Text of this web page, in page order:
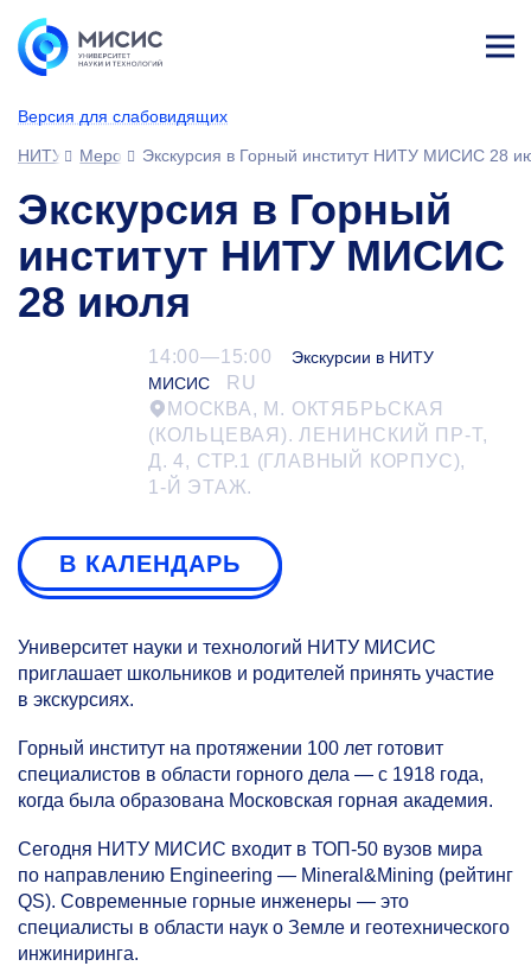
Версия для слабовидящих
ине
НИТУ МИСИСМероприятияЭкскурсия в Горный институт НИТУ МИСИС 28
Экскурсия в Горный
институт НИТУ МИСИС
28 июля
14:00—15:00
Экскурсии в НИТУ
МИСИС
RU
МОСКВА, М. ОКТЯБРЬСКАЯ
(КОЛЬЦЕВАЯ). ЛЕНИНСКИЙ ПР-Т,
Д. 4, СТР.1 (ГЛАВНЫЙ КОРПУС),
1-Й ЭТАЖ.
В КАЛЕНДАРЬ
Университет науки и технологий НИТУ МИСИС
приглашает школьников и родителей принять участие
в экскурсиях.
Горный институт на протяжении 100 лет готовит
специалистов в области горного дела — с 1918 года,
когда была образована Московская горная академия.
Сегодня НИТУ МИСИС входит в ТОП-50 вузов мира
по направлению Engineering — Mineral&Mining (рейтинг
QS). Современные горные инженеры — это
специалисты в области наук о Земле и геотехнического
инжиниринга.